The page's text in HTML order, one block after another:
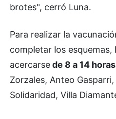
brotes", cerró Luna.
Para realizar la
completar los esquemas,
acercarsede 8 a 14 horas
Zorzales, Anteo
Solidaridad, Villa